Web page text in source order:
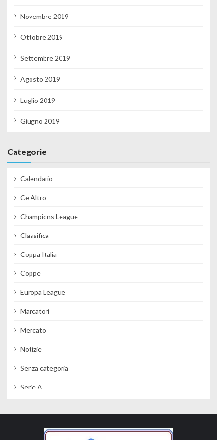
Novembre 2019
Ottobre 2019
Settembre 2019
Agosto 2019
Luglio 2019
Giugno 2019
Categorie
Calendario
Ce Altro
Champions League
Classifica
Coppa Italia
Coppe
Europa League
Marcatori
Mercato
Notizie
Senza categoria
Serie A